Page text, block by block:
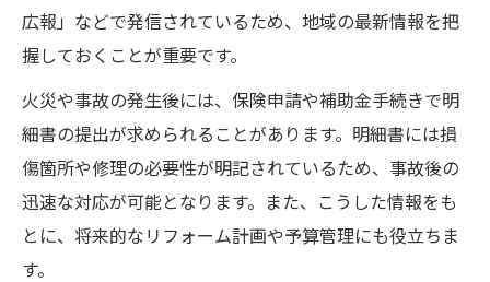
広報」などで発信されているため、地域の最新情報を把
握しておくことが重要です。
火災や事故の発生後には、保険申請や補助金手続きで明
細書の提出が求められることがあります。明細書には損
傷箇所や修理の必要性が明記されているため、事故後の
迅速な対応が可能となります。また、こうした情報をも
とに、将来的なリフォーム計画や予算管理にも役立ちま
す。